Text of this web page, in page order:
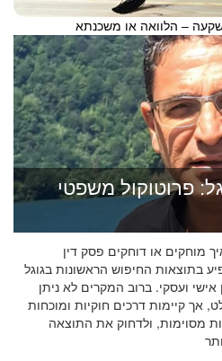
– הלוואה או משכנתא
פרוטוקול משפטי
דין מגוגל (2026): איך מוחקים או דוחקים פסק דין
בתוצאות החיפוש הראשונות בגוגל
ועסקי. ברוב המקרים לא ניתן
אך קיימות דרכים חוקיות ומוכחות
מסוימות, ולדחוק את התוצאה